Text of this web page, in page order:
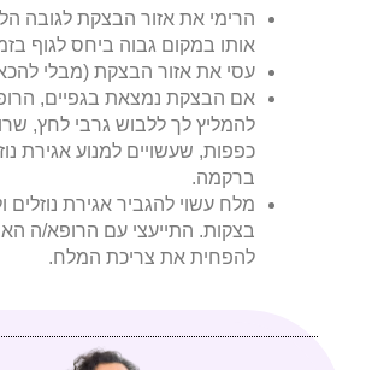
הרימי את אזור הבצקת לגובה
אותו במקום גבוה ביחס לגוף
עסי את אזור הבצקת (מבלי
אם הבצקת נמצאת בגפיים,
להמליץ לך ללבוש גרבי לחץ,
כפפות, שעשויים למנוע אגירת
ברקמה.
מלח עשוי להגביר אגירת נוזלים
בצקות. התייעצי עם הרופא/ה
להפחית את צריכת המלח.